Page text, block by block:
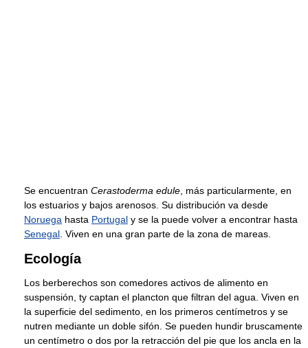
Se encuentran Cerastoderma edule , más particularmente, en
los estuarios y bajos arenosos. Su distribución va desde
Noruega hasta Portugal y se la puede volver a encontrar hasta
Senegal . Viven en una gran parte de la zona de mareas.
Ecología
Los berberechos son comedores activos de alimento en
suspensión, ty captan el plancton que filtran del agua. Viven en
la superficie del sedimento, en los primeros centímetros y se
nutren mediante un doble sifón. Se pueden hundir bruscamente
un centímetro o dos por la retracción del pie que los ancla en la